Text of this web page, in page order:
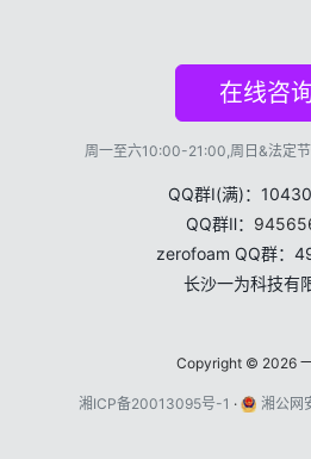
在线咨
周一至六10:00-21:00,周日&法定
QQ群Ⅰ(满)：
QQ群Ⅱ：
zerofoam QQ群：
长沙一为科技有
Copyright © 2026
湘ICP备20013095号-1 · 湘公网